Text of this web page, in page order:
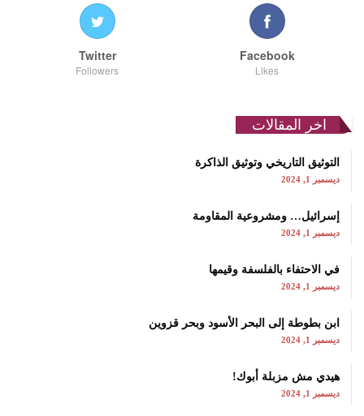
Facebook
Likes
Twitter
Followers
اخر المقالات
التوثيق التاريخي وتوثيق الذاكرة
ديسمبر 1, 2024
إسرائيل… ومشروعية المقاومة
ديسمبر 1, 2024
في الاحتفاء بالفلسفة وقيمها
ديسمبر 1, 2024
ابن بطوطة إلى البحر الأسود وبحر قزوين
ديسمبر 1, 2024
هيدي مش مزبلة أبوك!
ديسمبر 1, 2024